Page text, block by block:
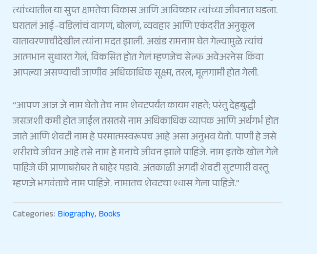
त्यांच्यातीलयासुप्तक्षमतेचाविकासआणिआविष्कारत्यांच्याजीवनातघडला.
घरातलंआई–वडिलांचंवागणं,बोलणं,व्यवहारआणिएकंदरीतअनुकूल
वातावरणाचीदेखीलत्यांनामदतझाली.अखंडरामनामघेतगेल्यामुळेत्यांचं
आत्मभानसुधारतगेलं,विकसितहोतगेलंम्हणजेचसेल्फअवेअरनेसकिंवा
आपल्याअसण्याचीजाणीवअधिकाधिकसूक्ष्म,तरल,मूलगामीहोतगेली.
“आपणआजजेनामघेतोतेचनामशेवटपर्यंतकायमराहते;परंतुदेहबुद्धी
जसजशीकमीहोतजाईलतसतसेनामअधिकाधिकव्यापकआणिअर्थगर्भहोत
जातेआणिशेवटीनामहेपरमात्मस्वरूपचआहेअसाअनुभवयेतो.पाणीहेजसे
शरीराचेजीवनआहेतसेनामहेमनाचेजीवनझालेपाहिजे.नामइतकेखोलगेले
पाहिजेकीप्राणाबरोबरतेबाहेरपडावे.अंतकाळीअगदीशेवटीसुटणारीवस्तू
म्हणजेभगवंताचेनामपाहिजे.नामातचशेवटचाश्वासगेलापाहिजे.”
Categories: Biography, Books